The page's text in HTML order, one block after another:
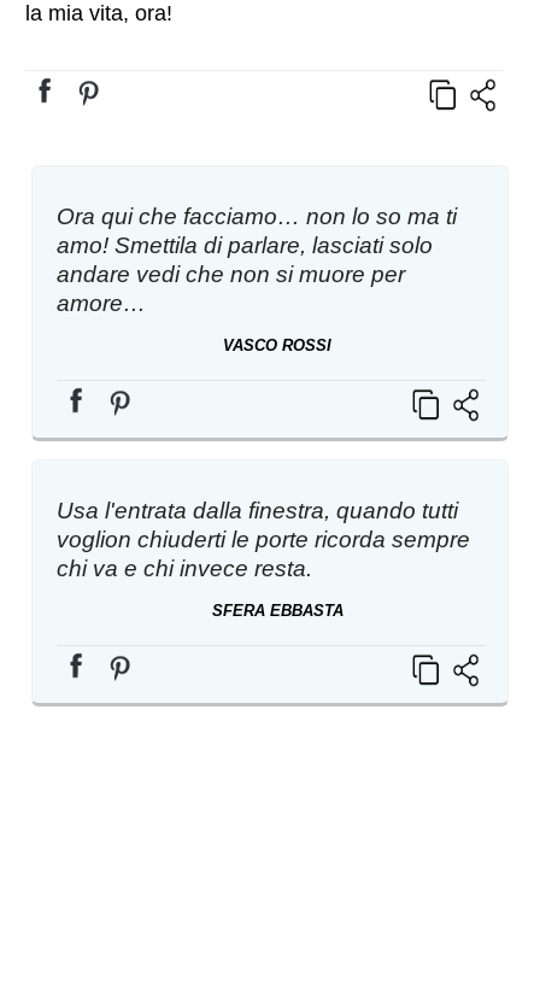
la mia vita, ora!
Ora qui che facciamo… non lo so ma ti
amo! Smettila di parlare, lasciati solo
andare vedi che non si muore per
amore…
VASCO ROSSI
Usa l'entrata dalla finestra, quando tutti
voglion chiuderti le porte ricorda sempre
chi va e chi invece resta.
SFERA EBBASTA